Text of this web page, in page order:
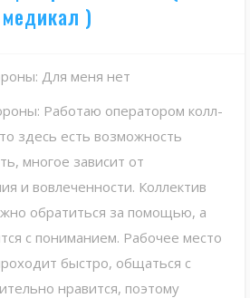
медикал )
Для меня нет
Работаю оператором колл-
здесь есть возможность
многое зависит от
и вовлеченности. Коллектив
обратиться за помощью, а
с пониманием. Рабочее место
быстро, общаться с
нравится, поэтому